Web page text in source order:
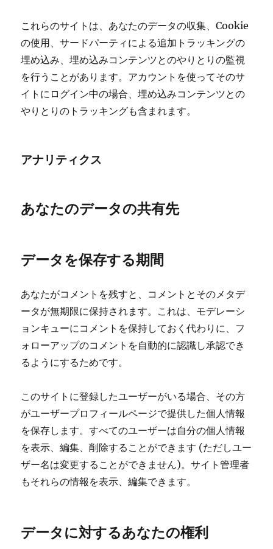
これらのサイトは、あなたのデータの収集、Cookie
の使用、サードパーティによる追加トラッキングの
埋め込み、埋め込みコンテンツとのやりとりの監視
を行うことがあります。アカウントを使ってそのサ
イトにログイン中の場合、埋め込みコンテンツとの
やりとりのトラッキングも含まれます。
アナリティクス
あなたのデータの共有先
データを保存する期間
あなたがコメントを残すと、コメントとそのメタデ
ータが無期限に保持されます。これは、モデレーシ
ョンキューにコメントを保持しておく代わりに、フ
ォローアップのコメントを自動的に認識し承認でき
るようにするためです。
このサイトに登録したユーザーがいる場合、その方
がユーザープロフィールページで提供した個人情報
を保存します。すべてのユーザーは自分の個人情報
を表示、編集、削除することができます (ただしユー
ザー名は変更することができません)。サイト管理者
もそれらの情報を表示、編集できます。
データに対するあなたの権利